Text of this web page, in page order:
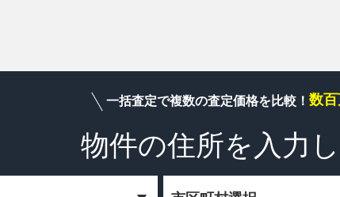
一括査定で複数の査定価格を比較！ 数百
物件の住所を 入力